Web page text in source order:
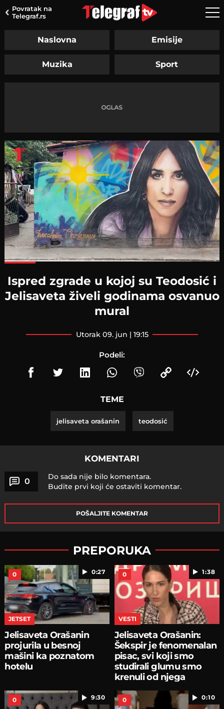
Povratak na
Telegraf.rs
Naslovna Emisije
Muzika Sport
Ispred zgrade u kojoj su Teodosić i
Jelisaveta živeli godinama osvanuo
mural
utorak 09. jun | 19:15
Podeli:
TEME
jelisaveta orašanin teodosić
KOMENTARI
0
Do sada nije bilo komentara.
Budite prvi koji će ostaviti komentar.
POŠALJITE KOMENTAR
PREPORUKA
0:27
0
JETSET
Jelisaveta Orašanin
projurila u besnoj
mašini ka poznatom
hotelu
1:38
0
VESTI
Jelisaveta Orašanin:
Šekspir je fenomenalan
pisac, svi koji smo
studirali glumu smo
krenuli od njega
9:30
0 0:10
0